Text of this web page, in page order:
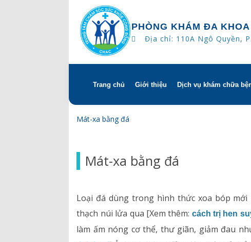
PHÒNG KHÁM ĐA
Địa chỉ: 110A Ngô Quyền,
Skip
Trang chủ Giới thiệu
Quyền và trách nhiệm của người
Bác sĩ
Lịch khám bác sĩ
Dịch vụ khám chữa
Mát-xa bằng đá
Mát-xa bằng đá
Loại đá dùng trong hình thức xoa bóp
thạch núi lửa qua [Xem thêm: cách trị hen
làm ấm nóng cơ thể, thư giãn, giảm đau